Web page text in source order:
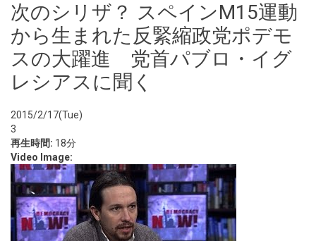
次のシリザ？ スペインM15運動
から生まれた反緊縮政党ポデモ
スの大躍進 党首パブロ・イグ
レシアスに聞く
2015/2/17(Tue)
3
再生時間: 18分
Video Image: